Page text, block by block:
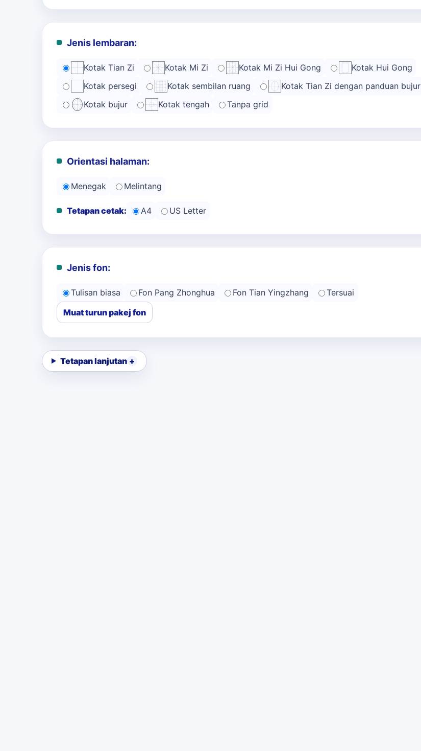
Jenis lembaran:
Kotak Tian Zi Kotak Mi Zi Kotak Mi Zi Hui Gong
Kotak Hui Gong
Kotak persegi
Kotak sembilan ruang
Kotak Tian Zi dengan panduan bujur
Kotak bujur
Kotak tengah Tanpa grid
Orientasi halaman:
Menegak Melintang
Tetapan cetak: A4 US Letter
Jenis fon:
Tulisan biasa Fon Pang Zhonghua Fon Tian Yingzhang
Tersuai
Muat turun pakej fon
Tetapan lanjutan